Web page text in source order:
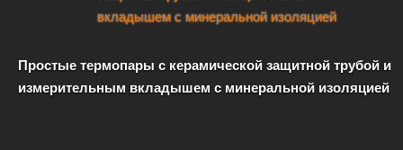
Простые термопары с керамической защитной трубой и
измерительным вкладышем с минеральной изоляцией